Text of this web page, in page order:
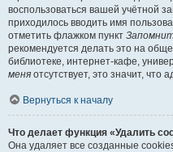
воспользоваться вашей учётной
приходилось вводить имя
отметить флажком пункт
рекомендуется делать это на
библиотеке, интернет-кафе,
меня отсутствует, это значит,
Вернуться к началу
Что делает функция «Удалить
Она удаляет все созданные